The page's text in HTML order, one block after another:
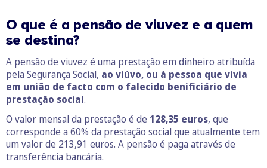
O que é a pensão de viuvez e a quem
se destina?
A pensão de viuvez é uma prestação em dinheiro atribuída
pela Segurança Social, ao viúvo, ou à pessoa que vivia
em união de facto com o falecido benificiário de
prestação social.
O valor mensal da prestação é de 128,35 euros, que
corresponde a 60% da prestação social que atualmente tem
um valor de 213,91 euros. A pensão é paga através de
transferência bancária.